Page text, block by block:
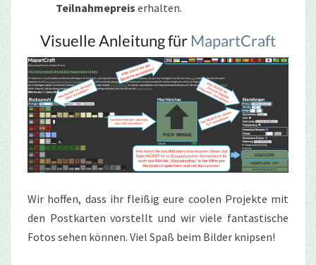
Teilnahmepreis erhalten.
Visuelle Anleitung für MapartCraft
Wir hoffen, dass ihr fleißig eure coolen Projekte mit
den Postkarten vorstellt und wir viele fantastische
Fotos sehen können. Viel Spaß beim Bilder knipsen!